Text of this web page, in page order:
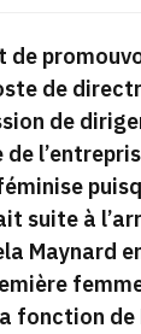
de
de
de
suite à
Maynard
fonction